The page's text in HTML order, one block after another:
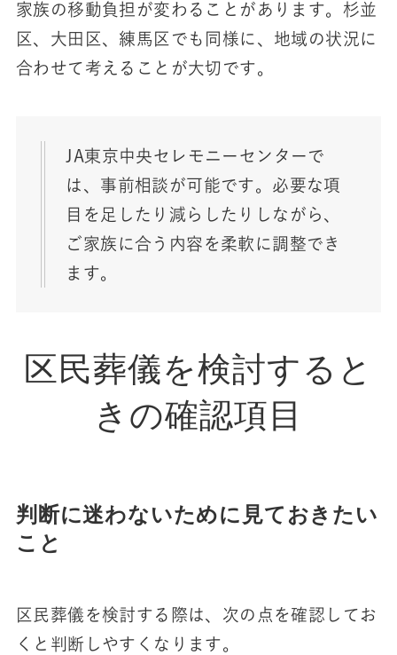
家族の移動負担が変わることがあります。杉並
区、大田区、練馬区でも同様に、地域の状況に
合わせて考えることが大切です。
JA東京中央セレモニーセンターで
は、事前相談が可能です。必要な項
目を足したり減らしたりしながら、
ご家族に合う内容を柔軟に調整でき
ます。
区民葬儀を検討すると
きの確認項目
判断に迷わないために見ておきたい
こと
区民葬儀を検討する際は、次の点を確認してお
くと判断しやすくなります。